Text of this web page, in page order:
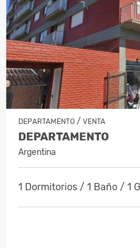
DEPARTAMENTO / VENTA
DEPARTAMENTO
Argentina
1 Dormitorios / 1 Baño / 1